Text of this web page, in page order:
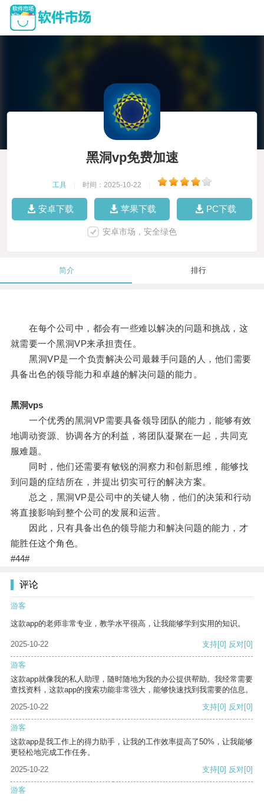
黑洞vp免费加速
工具 时间：2025-10-22
安卓下载 苹果下载 PC下载
安卓市场，安全绿色
简介 排行
在每个公司中，都会有一些难以解决的问题和挑战，这
就需要一个黑洞VP来承担责任。
黑洞VP是一个负责解决公司最棘手问题的人，他们需要
具备出色的领导能力和卓越的解决问题的能力。
黑洞vps
一个优秀的黑洞VP需要具备领导团队的能力，能够有效
地调动资源、协调各方的利益，将团队凝聚在一起，共同克
服难题。
同时，他们还需要有敏锐的洞察力和创新思维，能够找
到问题的症结所在，并提出切实可行的解决方案。
总之，黑洞VP是公司中的关键人物，他们的决策和行动
将直接影响到整个公司的发展和运营。
因此，只有具备出色的领导能力和解决问题的能力，才
能胜任这个角色。
#44#
评论
游客
这款app的老师非常专业，教学水平很高，让我能够学到实用的知识。
2025-10-22 支持[0] 反对[0]
游客
这款app就像我的私人助理，随时随地为我的办公提供帮助。我经常需要
查找资料，这款app的搜索功能非常强大，能够快速找到我需要的信息。
2025-10-22
支持[0] 反对[0]
游客
这款app是我工作上的得力助手，让我的工作效率提高了50%，让我能够
更轻松地完成工作任务。
2025-10-22
支持[0] 反对[0]
游客